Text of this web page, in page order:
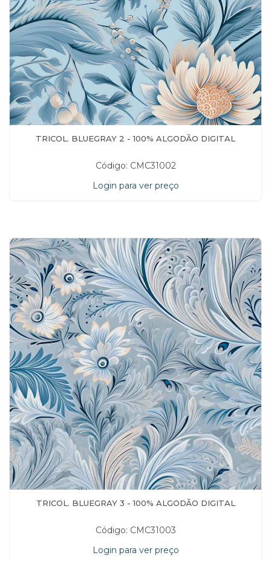
TRICOL. BLUEGRAY 2 - 100% ALGODÃO DIGITAL
Código: CMC31002
Login para ver preço
TRICOL. BLUEGRAY 3 - 100% ALGODÃO DIGITAL
Código: CMC31003
Login para ver preço